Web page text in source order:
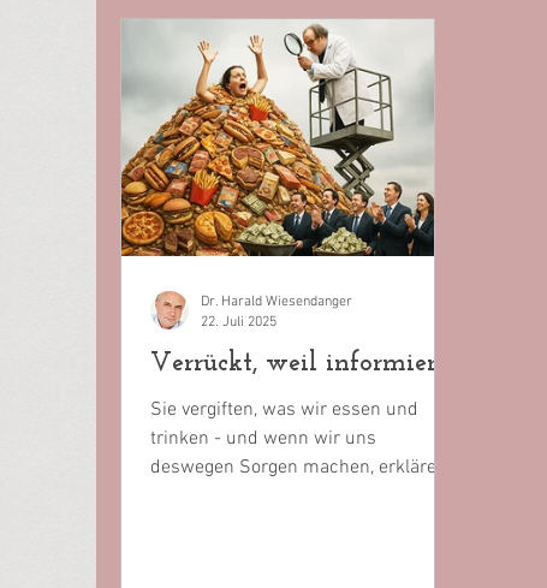
Verrückt, weil informiert
Sie vergiften, was wir essen und
trinken - und wenn wir uns
deswegen Sorgen machen, erklären
Dr. Harald Wiesendanger
22. Juli 2025